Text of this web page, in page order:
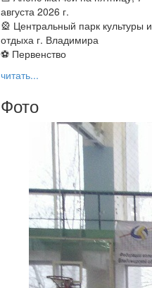
августа 2026 г.
🎡 Центральный парк культуры и
отдыха г. Владимира
⚽ Первенство
читать...
Фото